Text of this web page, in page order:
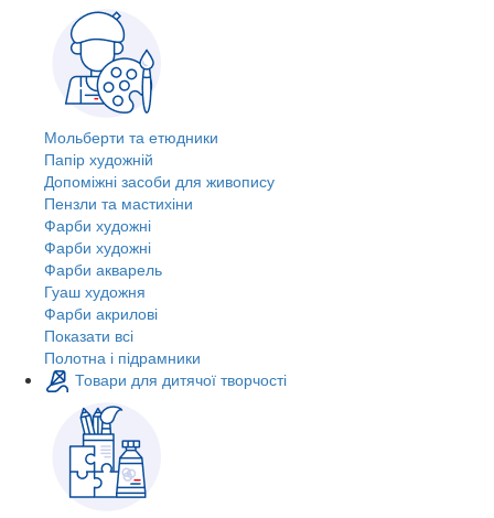
Мольберти та етюдники
Папір художній
Допоміжні засоби для живопису
Пензли та мастихіни
Фарби художні
Фарби художні
Фарби акварель
Гуаш художня
Фарби акрилові
Показати всі
Полотна і підрамники
Товари для дитячої творчості